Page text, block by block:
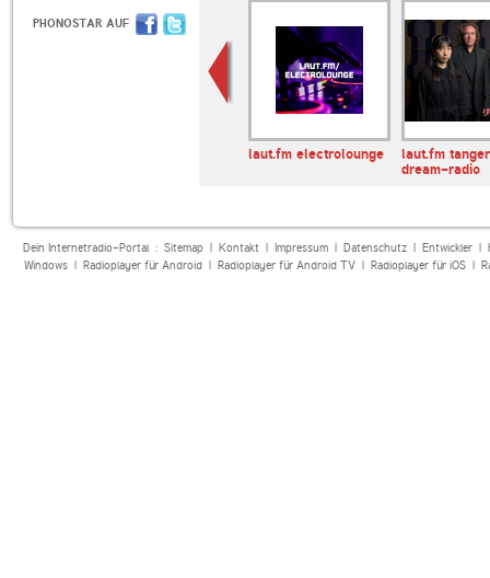
PHONOSTAR AUF
laut.fm electrolounge
laut.fm
dream-radio
Dein Internetradio-Portal : Sitemap| Kontakt| Impressum| Datenschutz| Entwickler|
Windows| Radioplayer für Android| Radioplayer für Android TV| Radioplayer für iOS|